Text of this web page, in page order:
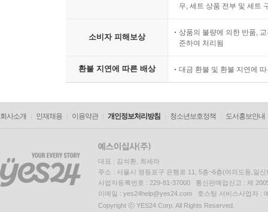
우, 세트 상품 전부 및 세트
소비자 피해보상
상품의 불량에 의한 반품,
준하여 처리됨
환불 지연에 따른 배상 대금 환불 및 환불 지연에
회사소개 인재채용 이용약관 개인정보처리방침 청소년보호정책 도서홍보안내
대표 : 김석환, 최세라
주소 : 서울시 영등포구 은행로 11, 5층~6층(여의도동,일신
사업자등록번호 : 229-81-37000 통신판매업신고 : 제
이메일 : yes24help@yes24.com 호스팅 서비스사업자 :
Copyright ⓒ YES24 Corp. All Rights Reserved.